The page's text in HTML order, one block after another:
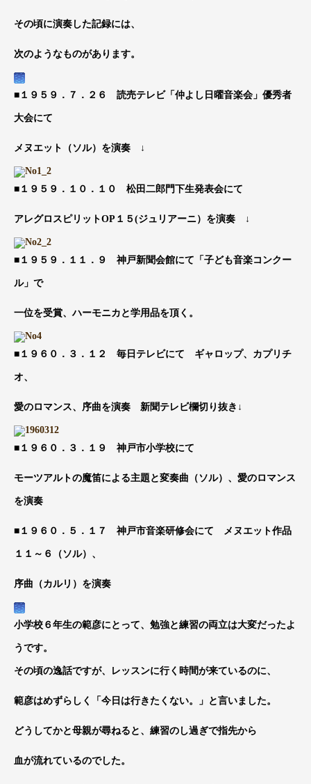
その頃に演奏した記録には、
次のようなものがあります。
■１９５９．７．２６ 読売テレビ「仲よし日曜音楽会」優秀者
大会にて
メヌエット（ソル）を演奏 ↓
■１９５９．１０．１０ 松田二郎門下生発表会にて
アレグロスピリットOP１５(ジュリアーニ）を演奏 ↓
■１９５９．１１．９ 神戸新聞会館にて「子ども音楽コンクー
ル」で
一位を受賞、ハーモニカと学用品を頂く。
■１９６０．３．１２ 毎日テレビにて ギャロップ、カプリチ
オ、
愛のロマンス、序曲を演奏 新聞テレビ欄切り抜き↓
■１９６０．３．１９ 神戸市小学校にて
モーツアルトの魔笛による主題と変奏曲（ソル）、愛のロマンス
を演奏
■１９６０．５．１７ 神戸市音楽研修会にて メヌエット作品
１１～６（ソル）、
序曲（カルリ）を演奏
小学校６年生の範彦にとって、勉強と練習の両立は大変だったよ
うです。
その頃の逸話ですが、レッスンに行く時間が来ているのに、
範彦はめずらしく「今日は行きたくない。」と言いました。
どうしてかと母親が尋ねると、練習のし過ぎで指先から
血が流れているのでした。